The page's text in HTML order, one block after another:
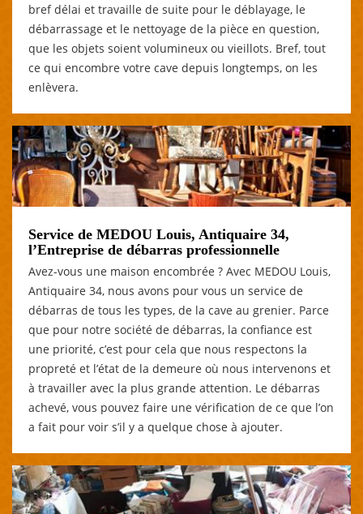
bref délai et travaille de suite pour le déblayage, le
débarrassage et le nettoyage de la pièce en question,
que les objets soient volumineux ou vieillots. Bref, tout
ce qui encombre votre cave depuis longtemps, on les
enlèvera.
Service de MEDOU Louis, Antiquaire 34,
l’Entreprise de débarras professionnelle
Avez-vous une maison encombrée ? Avec MEDOU Louis,
Antiquaire 34, nous avons pour vous un service de
débarras de tous les types, de la cave au grenier. Parce
que pour notre société de débarras, la confiance est
une priorité, c’est pour cela que nous respectons la
propreté et l’état de la demeure où nous intervenons et
à travailler avec la plus grande attention. Le débarras
achevé, vous pouvez faire une vérification de ce que l’on
a fait pour voir s’il y a quelque chose à ajouter.